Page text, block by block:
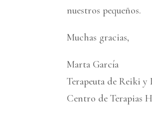
nuestros pequeños.
Muchas gracias,
Marta García
Terapeuta de Reiki
Centro de Terapias